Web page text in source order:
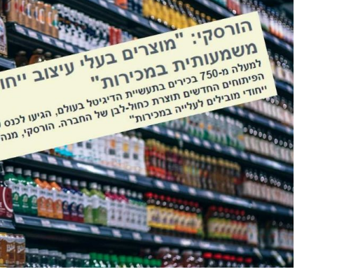
TheMarker:
"אם
חברה
רוצה
שיקנו
את
המוצרים
שלה,
היא
חייבת
לעצב
אותם
בצורה